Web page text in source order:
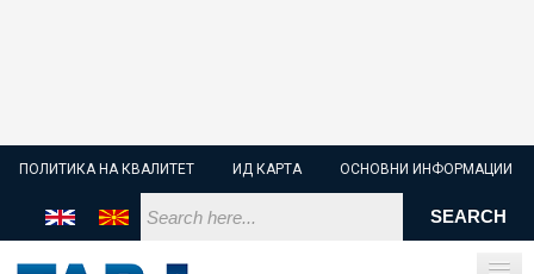
ПОЛИТИКА НА КВАЛИТЕТ ИД КАРТА ОСНОВНИ ИНФОРМАЦИИ